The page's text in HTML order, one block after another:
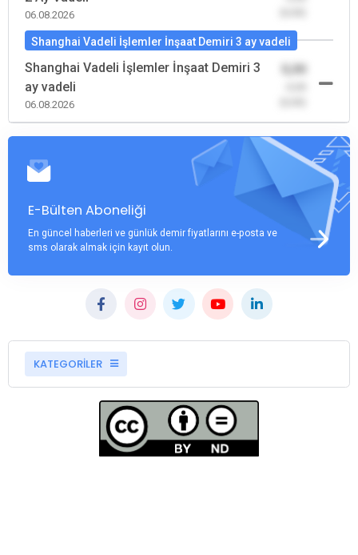
06.08.2026
Shanghai Vadeli İşlemler İnşaat Demiri 3 ay vadeli
Shanghai Vadeli İşlemler İnşaat Demiri 3
ay vadeli
06.08.2026
E-Bülten Aboneliği
En güncel haberleri ve günlük demir fiyatlarını e-posta ve
sms olarak almak için kayıt olun.
KATEGORİLER